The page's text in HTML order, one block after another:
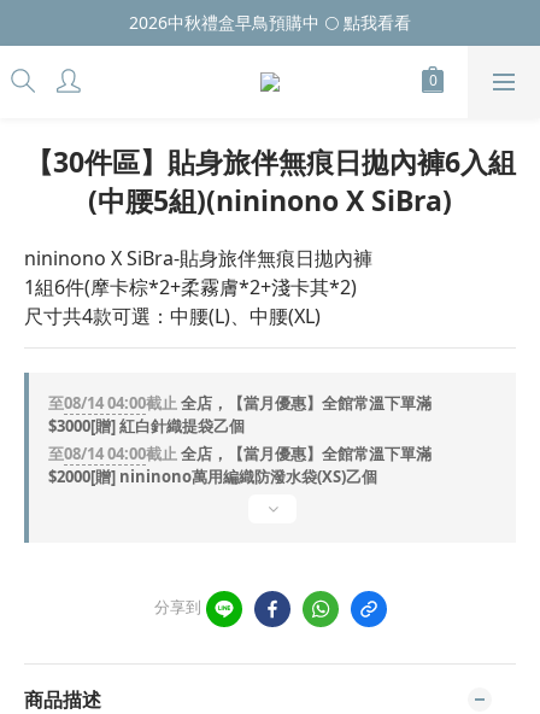
2026中秋禮盒早鳥預購中 🌕 點我看看
【30件區】貼身旅伴無痕日拋內褲6入組
(中腰5組)(nininono X SiBra)
nininono X SiBra-貼身旅伴無痕日拋內褲
1組6件(摩卡棕*2+柔霧膚*2+淺卡其*2)
尺寸共4款可選：中腰(L)、中腰(XL)
至08/14 04:00截止全店，【當月優惠】全館常溫下單滿
$3000[贈] 紅白針織提袋乙個
至08/14 04:00截止全店，【當月優惠】全館常溫下單滿
$2000[贈] nininono萬用編織防潑水袋(XS)乙個
分享到
商品描述